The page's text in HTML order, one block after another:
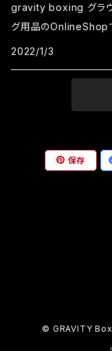
gravity boxing グラヴ
グ用品のOnlineShop
2022/1/3
保存
© GRAVITY